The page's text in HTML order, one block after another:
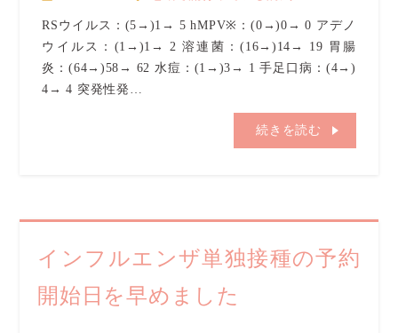
RSウイルス：(5→)1→ 5 hMPV※：(0→)0→ 0 アデノ
ウイルス：(1→)1→ 2 溶連菌：(16→)14→ 19 胃腸
炎：(64→)58→ 62 水痘：(1→)3→ 1 手足口病：(4→)
4→ 4 突発性発…
続きを読む
インフルエンザ単独接種の予約
開始日を早めました